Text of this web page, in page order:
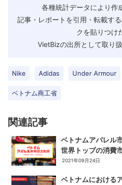
各種統計データにより作
記事・レポートを引用・転載す
クを貼りつけ
VietBizの出所として取り
Nike Adidas Under Armour
ベトナム商工省
関連記事
ベトナムアパレル
世界トップの消費
2021年09月24日
ベトナムにおける